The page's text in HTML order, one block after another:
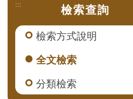
::: 檢索查詢
檢索方式說明
全文檢索
分類檢索